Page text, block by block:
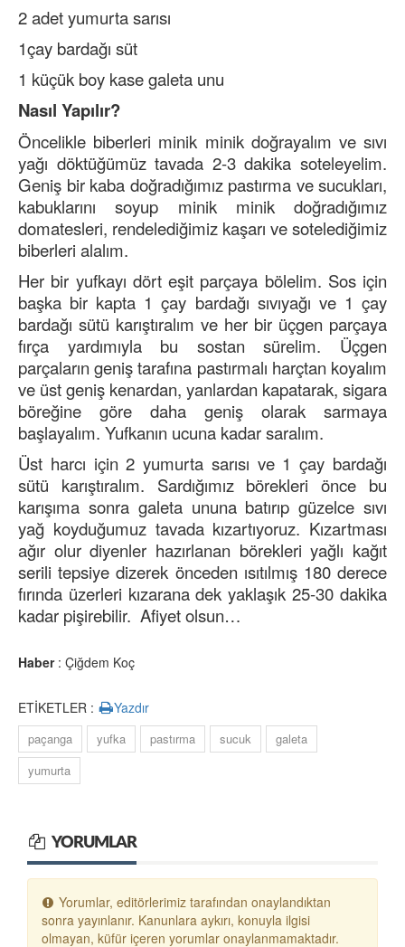
2 adet yumurta sarısı
1çay bardağı süt
1 küçük boy kase galeta unu
Nasıl Yapılır?
Öncelikle biberleri minik minik doğrayalım ve sıvı
yağı döktüğümüz tavada 2-3 dakika soteleyelim.
Geniş bir kaba doğradığımız pastırma ve sucukları,
kabuklarını soyup minik minik doğradığımız
domatesleri, rendelediğimiz kaşarı ve sotelediğimiz
biberleri alalım.
Her bir yufkayı dört eşit parçaya bölelim. Sos için
başka bir kapta 1 çay bardağı sıvıyağı ve 1 çay
bardağı sütü karıştıralım ve her bir üçgen parçaya
fırça yardımıyla bu sostan sürelim. Üçgen
parçaların geniş tarafına pastırmalı harçtan koyalım
ve üst geniş kenardan, yanlardan kapatarak, sigara
böreğine göre daha geniş olarak sarmaya
başlayalım. Yufkanın ucuna kadar saralım.
Üst harcı için 2 yumurta sarısı ve 1 çay bardağı
sütü karıştıralım. Sardığımız börekleri önce bu
karışıma sonra galeta ununa batırıp güzelce sıvı
yağ koyduğumuz tavada kızartıyoruz. Kızartması
ağır olur diyenler hazırlanan börekleri yağlı kağıt
serili tepsiye dizerek önceden ısıtılmış 180 derece
fırında üzerleri kızarana dek yaklaşık 25-30 dakika
kadar pişirebilir. Afiyet olsun…
Haber: Çiğdem Koç
ETİKETLER : Yazdır
paçanga yufka pastırma sucuk
galeta
yumurta
YORUMLAR
Yorumlar, editörlerimiz tarafından onaylandıktan
sonra yayınlanır. Kanunlara aykırı, konuyla ilgisi
olmayan, küfür içeren yorumlar onaylanmamaktadır.